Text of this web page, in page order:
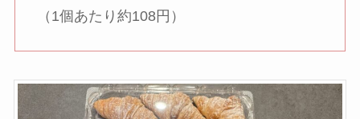
（1個あたり約108円）